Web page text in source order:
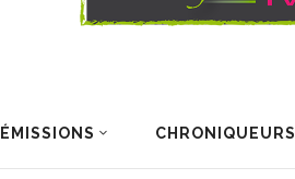
ÉMISSIONS CHRONIQUEURS